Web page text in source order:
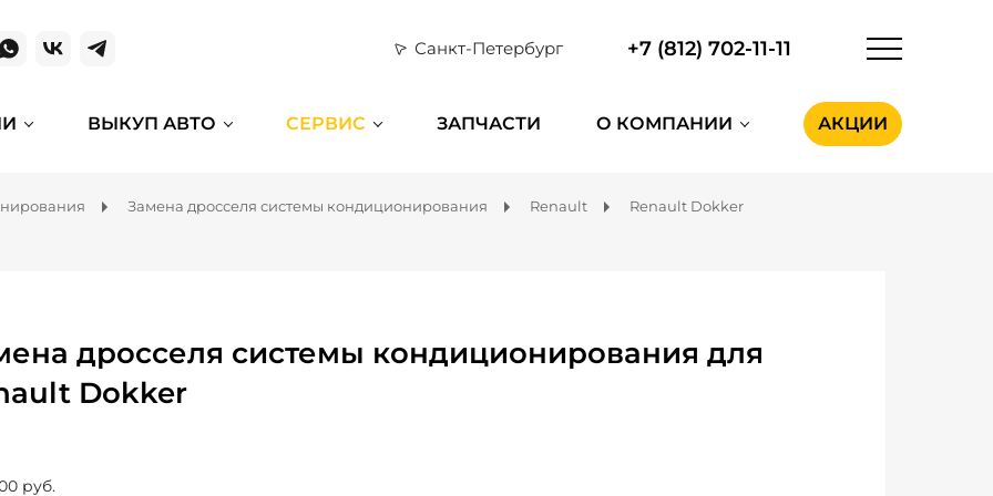
Санкт-Петербург +7 (812) 702-11-11
ВЫКУП АВТО СЕРВИС ЗАПЧАСТИ О КОМПАНИИ АКЦИИ
Замена дросселя системы кондиционирования Renault Renault Dokker
дросселя системы кондиционирования для
Dokker
руб.